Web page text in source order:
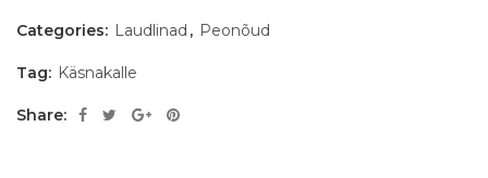
Categories: Laudlinad , Peonõud
Tag: Käsnakalle
Share: